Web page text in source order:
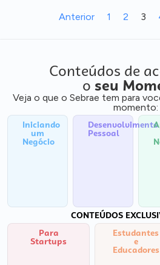
Anterior 1 2 3
Conteúdos de
o seu
Veja o que o Sebrae tem para
momento:
Iniciando
um
Negócio
Desenvolvimento
Pessoal
CONTEÚDOS
Para
Startups
Estudantes
e
Educadores